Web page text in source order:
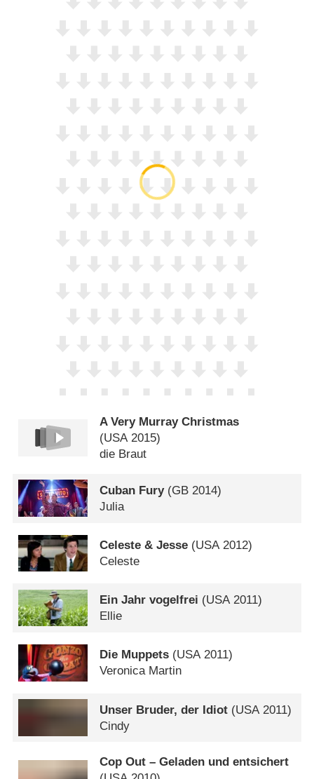
A Very Murray Christmas
(USA2015)
die Braut
Cuban Fury(GB 2014)
Julia
Celeste & Jesse (USA2012)
Celeste
Ein Jahr vogelfrei (USA2011)
Ellie
Die Muppets (USA2011)
Veronica Martin
Unser Bruder, der Idiot (USA 2011)
Cindy
Cop Out – Geladen und entsichert